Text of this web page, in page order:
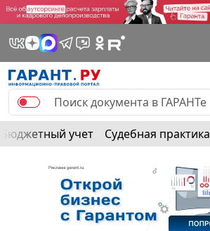
Бюджетный учет Судебная практика